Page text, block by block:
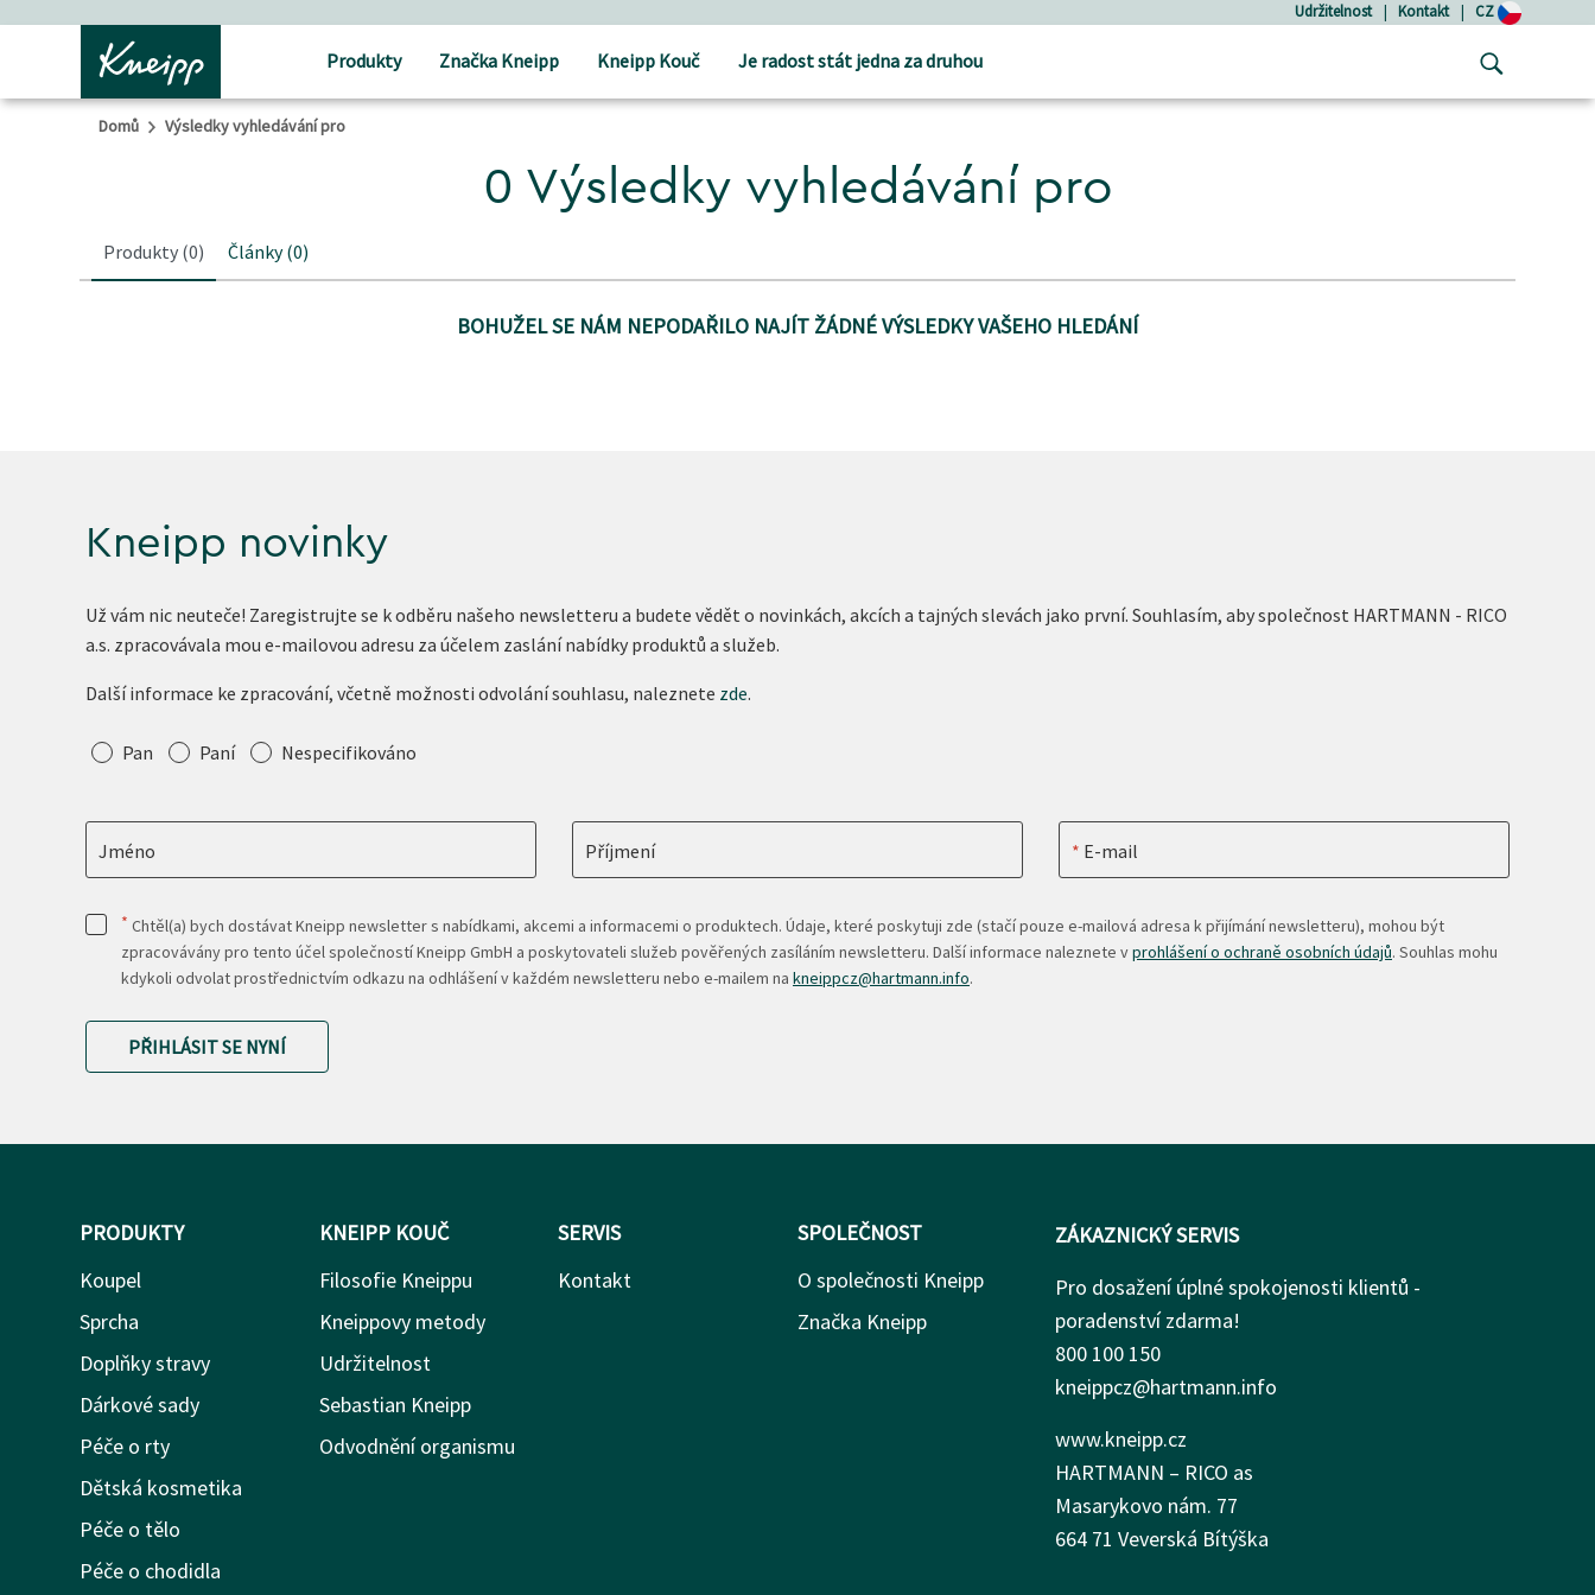
Udržitelnost | Kontakt | CZ
Produkty Značka Kneipp Kneipp Kouč Je radost stát jedna za druhou
Domů Výsledky vyhledávání pro
0 Výsledky vyhledávání pro
Produkty (0) Články(0)
BOHUŽEL SE NÁM NEPODAŘILO NAJÍT ŽÁDNÉ VÝSLEDKY VAŠEHO HLEDÁNÍ
Kneipp novinky
Už vám nic neuteče! Zaregistrujte se k odběru našeho newsletteru a budete vědět o novinkách, akcích a tajných slevách jako první. Souhlasím, aby společnost HARTMANN - RICO
a.s. zpracovávala mou e-mailovou adresu za účelem zaslání nabídky produktů a služeb.
Další informace ke zpracování, včetně možnosti odvolání souhlasu, naleznete zde.
Oslovení
Pan Paní Nespecifikováno
Jméno Příjmení E-mail
* Chtěl(a) bych dostávat Kneipp newsletter s nabídkami, akcemi a informacemi o produktech. Údaje, které poskytuji zde (stačí pouze e-mailová adresa k přijímání newsletteru), mohou být
zpracovávány pro tento účel společností Kneipp GmbH a poskytovateli služeb pověřených zasíláním newsletteru. Další informace naleznete vprohlášení o ochraně osobních údajů. Souhlas mohu
kdykoli odvolat prostřednictvím odkazu na odhlášení v každém newsletteru nebo e-mailem na kneippcz@hartmann.info.
PŘIHLÁSIT SE NYNÍ
PRODUKTY
Koupel
Sprcha
Doplňky stravy
Dárkové sady
Péče o rty
Dětská kosmetika
Péče o tělo
Péče o chodidla
KNEIPP KOUČ
Filosofie Kneippu
Kneippovy metody
Udržitelnost
Sebastian Kneipp
Odvodnění organismu
SERVIS
Kontakt
SPOLEČNOST
O společnosti Kneipp
Značka Kneipp
ZÁKAZNICKÝ SERVIS
Pro dosažení úplné spokojenosti klientů -
poradenství zdarma!
800 100 150
kneippcz@hartmann.info
www.kneipp.cz
HARTMANN – RICO as
Masarykovo nám. 77
664 71 Veverská Bítýška